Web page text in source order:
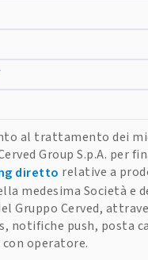
al trattamento dei
Group S.p.A. per
diretto relative a
medesima Società e
Gruppo Cerved,
notifiche push, posta
operatore.